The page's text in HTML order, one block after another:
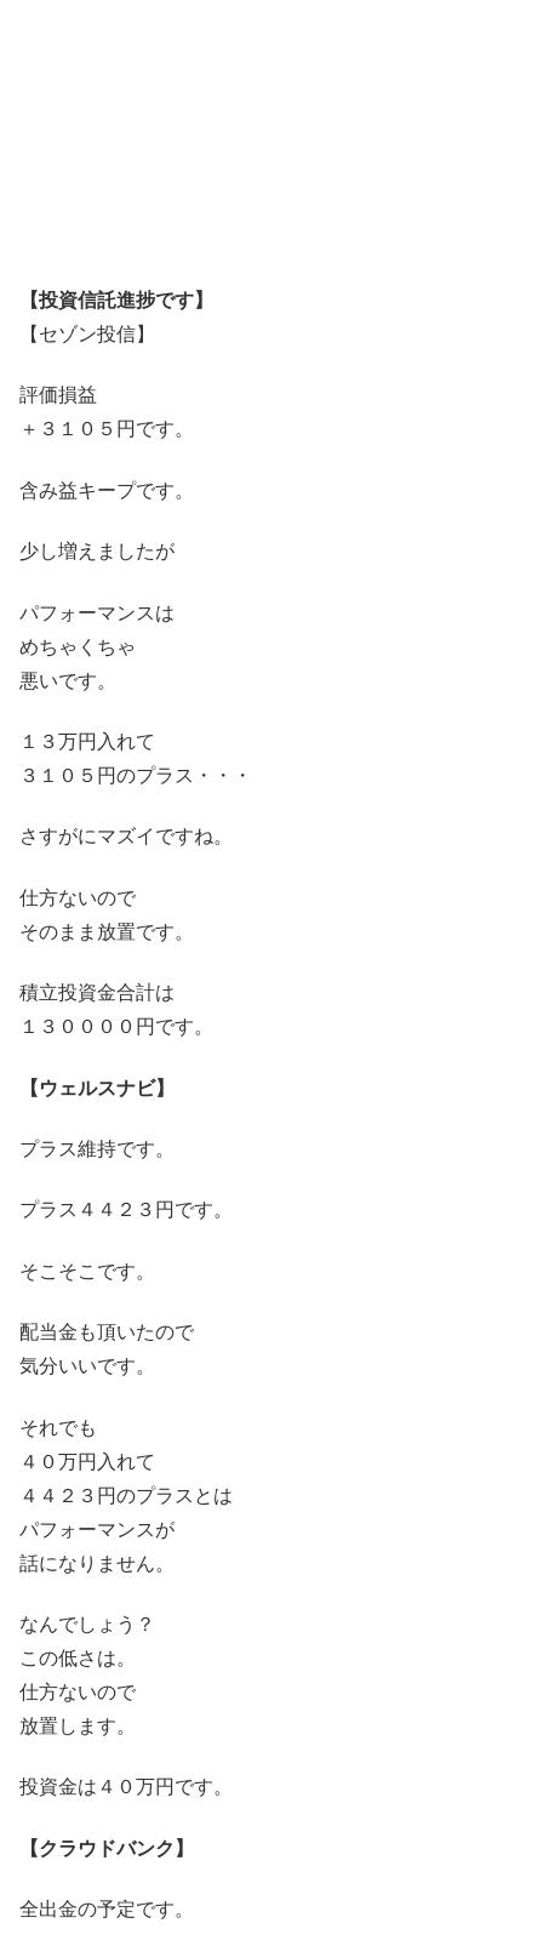
【投資信託進捗です】
【セゾン投信】
評価損益
＋３１０５円です。
含み益キープです。
少し増えましたが
パフォーマンスは
めちゃくちゃ
悪いです。
１３万円入れて
３１０５円のプラス・・・
さすがにマズイですね。
仕方ないので
そのまま放置です。
積立投資金合計は
１３００００円です。
【ウェルスナビ】
プラス維持です。
プラス４４２３円です。
そこそこです。
配当金も頂いたので
気分いいです。
それでも
４０万円入れて
４４２３円のプラスとは
パフォーマンスが
話になりません。
なんでしょう？
この低さは。
仕方ないので
放置します。
投資金は４０万円です。
【クラウドバンク】
全出金の予定です。